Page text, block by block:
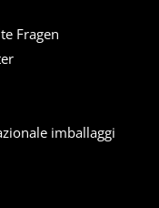
Fragen
imballaggi